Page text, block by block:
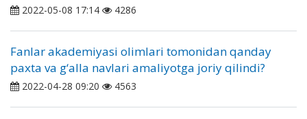
2022-05-08 17:14 4286
Fanlar akademiyasi olimlari tomonidan qanday
paxta va g‘alla navlari amaliyotga joriy qilindi?
2022-04-28 09:20 4563